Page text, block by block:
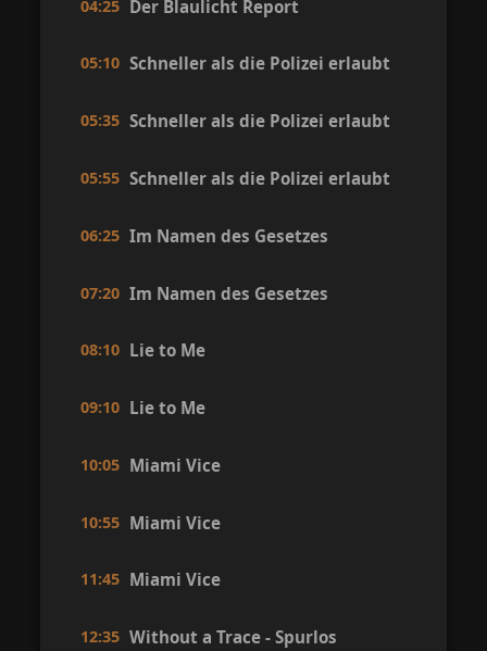
04:25 Der Blaulicht Report
05:10 Schneller als die Polizei erlaubt
05:35 Schneller als die Polizei erlaubt
05:55 Schneller als die Polizei erlaubt
06:25 Im Namen des Gesetzes
07:20 Im Namen des Gesetzes
08:10 Lie to Me
09:10 Lie to Me
10:05 Miami Vice
10:55 Miami Vice
11:45 Miami Vice
12:35 Without a Trace - Spurlos